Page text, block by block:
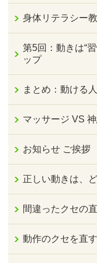
身体リテラシー
第5回：動きは“
ップ
まとめ：動ける
マッサージ VS
お知らせ ご挨拶
正しい動きは、
間違ったクセの
動作のクセを直